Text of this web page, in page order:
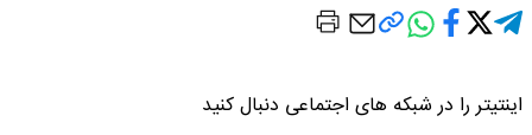
اینتیتر را در شبکه های اجتماعی دنبال کنید